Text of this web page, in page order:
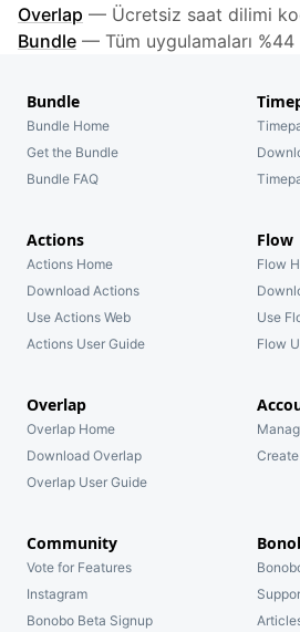
Overlap — Ücretsiz saat dilimi
Bundle —Tüm uygulamaları %44
Bundle
Bundle Home
Get the Bundle
Bundle FAQ
Actions
Actions Home
Download Actions
Use Actions Web
Actions User Guide
Flow
Flow
Use
Flow
Overlap
Overlap Home
Download Overlap
Overlap User Guide
Community
Vote for Features
Instagram
Bonobo Beta Signup